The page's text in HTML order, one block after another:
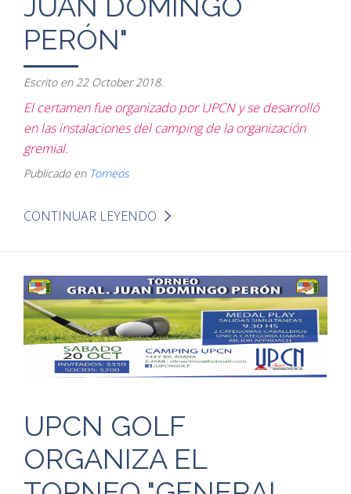
JUAN DOMINGO
PERÓN"
Escrito en 22 October 2018.
El certamen fue organizado por UPCN y se desarrolló
en las instalaciones del camping de la organización
gremial.
Publicado en Torneos
CONTINUAR LEYENDO
UPCN GOLF
ORGANIZA EL